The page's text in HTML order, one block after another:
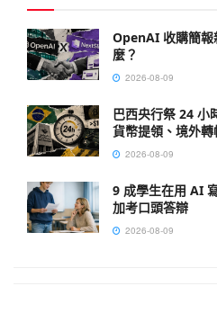
OpenAI 收購簡
麼？
2026-08-09
巴西央行祭 24 小
貨幣提領、境外
2026-08-09
9 成學生在用 AI
加考口頭答辯
2026-08-09